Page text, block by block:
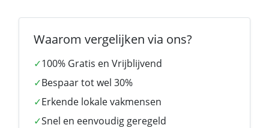
Waarom vergelijken via ons?
✓100% Gratis en Vrijblijvend
✓Bespaar tot wel 30%
✓Erkende lokale vakmensen
✓Snel en eenvoudig geregeld